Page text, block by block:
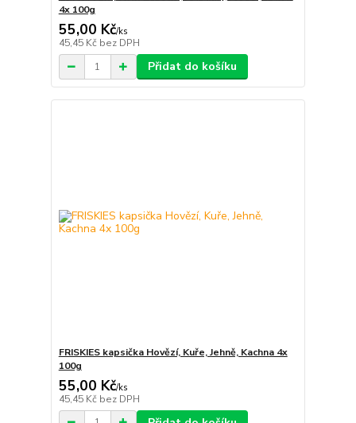
4x 100g
55,00 Kč/ks
45,45 Kč bez DPH
Přidat do košíku
FRISKIES kapsička Hovězí, Kuře, Jehně, Kachna 4x
100g
55,00 Kč/ks
45,45 Kč bez DPH